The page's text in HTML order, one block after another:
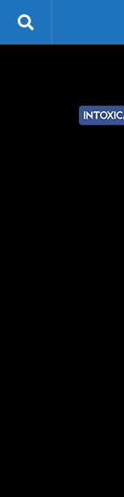
Skip to content